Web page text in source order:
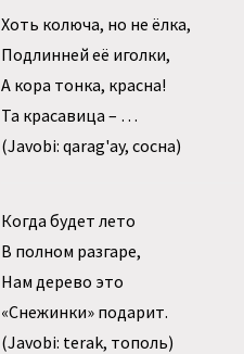
Хоть колюча, но не ёлка,
Подлинней её иголки,
А кора тонка, красна!
Та красавица – …
(Javobi: qarag'ay, сосна)
Когда будет лето
В полном разгаре,
Нам дерево это
«Снежинки» подарит.
(Javobi: terak, тополь)